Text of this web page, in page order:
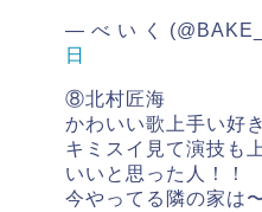
— べ い く
日
⑧北村匠海
かわいい歌上手い好
キミスイ見て演技も
いいと思った人！！
今やってる隣の家は